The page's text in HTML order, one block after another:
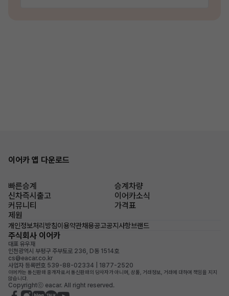
이어카 앱 다운로드
빠른승계
승계차량
신차즉시출고
이어카소식
커뮤니티
가격표
제원
개인정보처리방침이용약관채용공고공지사항브랜드
주식회사 이어카
대표 유우재
인천광역시 부평구 주부토로 236, D동 1514호
cs@eacar.co.kr
사업자 등록번호 539-88-02334 | 1877-2520
이어카는 통신판매 중개자로서 통신판매의 당사자가 아니며, 상품, 거래정보, 거래에 대하여 책임을 지지
않습니다.
Copyrightⓒ eacar. All right reserved.